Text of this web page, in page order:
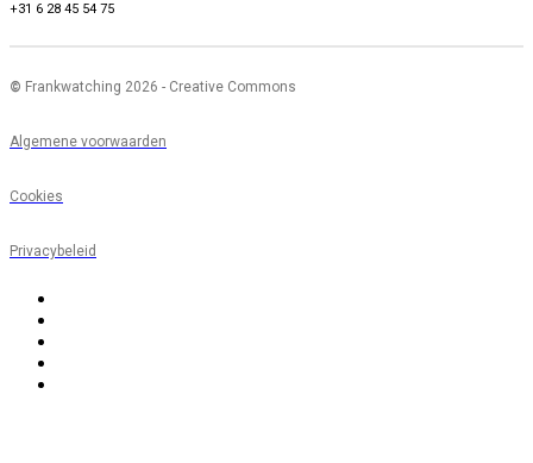
+31 6 28 45 54 75
© Frankwatching 2026 - Creative Commons
Algemene voorwaarden
Cookies
Privacybeleid